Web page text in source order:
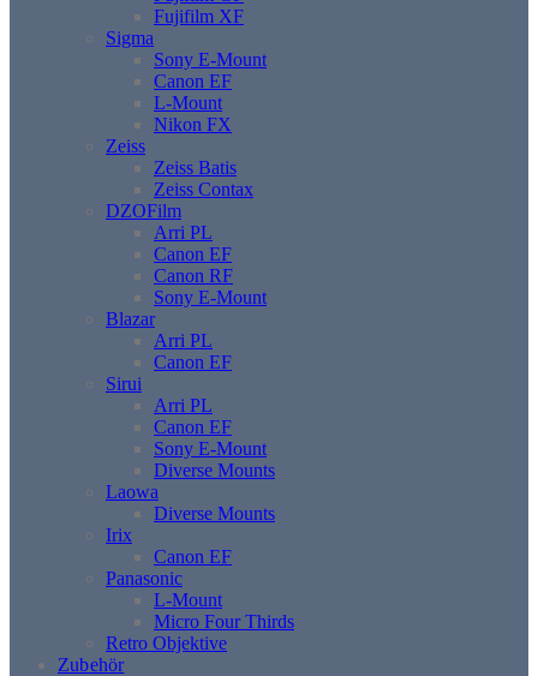
Fujifilm XF
Sigma
Sony E-Mount
Canon EF
L-Mount
Nikon FX
Zeiss
Zeiss Batis
Zeiss Contax
DZOFilm
Arri PL
Canon EF
Canon RF
Sony E-Mount
Blazar
Arri PL
Canon EF
Sirui
Arri PL
Canon EF
Sony E-Mount
Diverse Mounts
Laowa
Diverse Mounts
Irix
Canon EF
Panasonic
L-Mount
Micro Four Thirds
Retro Objektive
Zubehör